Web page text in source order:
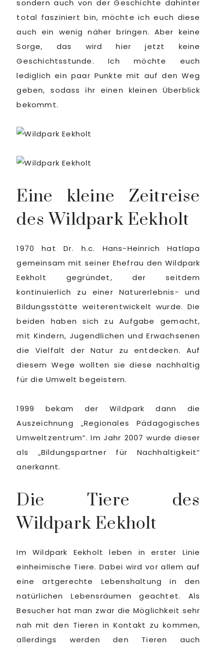
sondern auch von der Geschichte dahinter
total fasziniert bin, möchte ich euch diese
auch ein wenig näher bringen. Aber keine
Sorge, das wird hier jetzt keine
Geschichtsstunde. Ich möchte euch
lediglich ein paar Punkte mit auf den Weg
geben, sodass ihr einen kleinen Überblick
bekommt.
Eine kleine Zeitreise
des Wildpark Eekholt
1970 hat Dr. h.c. Hans-Heinrich Hatlapa
gemeinsam mit seiner Ehefrau den Wildpark
Eekholt gegründet, der seitdem
kontinuierlich zu einer Naturerlebnis- und
Bildungsstätte weiterentwickelt wurde. Die
beiden haben sich zu Aufgabe gemacht,
mit Kindern, Jugendlichen und Erwachsenen
die Vielfalt der Natur zu entdecken. Auf
diesem Wege wollten sie diese nachhaltig
für die Umwelt begeistern.
1999 bekam der Wildpark dann die
Auszeichnung „Regionales Pädagogisches
Umweltzentrum“. Im Jahr 2007 wurde dieser
als „Bildungspartner für Nachhaltigkeit“
anerkannt.
Die Tiere des
Wildpark Eekholt
Im Wildpark Eekholt leben in erster Linie
einheimische Tiere. Dabei wird vor allem auf
eine artgerechte Lebenshaltung in den
natürlichen Lebensräumen geachtet. Als
Besucher hat man zwar die Möglichkeit sehr
nah mit den Tieren in Kontakt zu kommen,
allerdings werden den Tieren auch